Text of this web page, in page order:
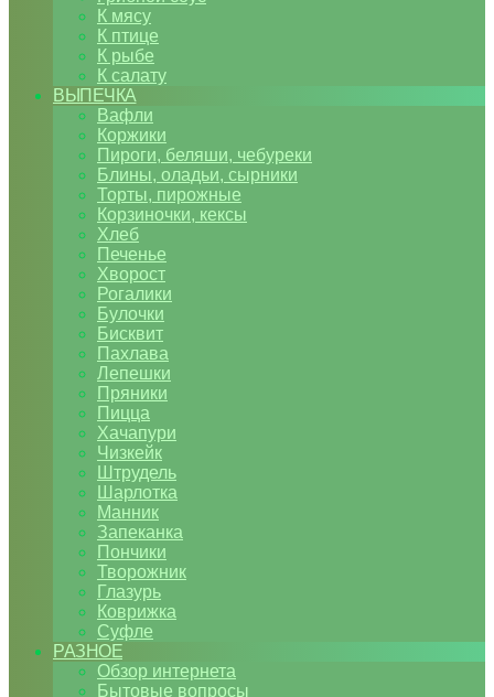
К мясу
К птице
К рыбе
К салату
ВЫПЕЧКА
Вафли
Коржики
Пироги, беляши, чебуреки
Блины, оладьи, сырники
Торты, пирожные
Корзиночки, кексы
Хлеб
Печенье
Хворост
Рогалики
Булочки
Бисквит
Пахлава
Лепешки
Пряники
Пицца
Хачапури
Чизкейк
Штрудель
Шарлотка
Манник
Запеканка
Пончики
Творожник
Глазурь
Коврижка
Суфле
РАЗНОЕ
Обзор интернета
Бытовые вопросы